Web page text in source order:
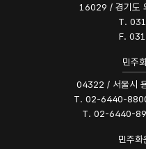
16029 / 경기도
T.
F.
민주
04322 / 서울시
T. 02-6440-8800
T. 02-6440-
민주화